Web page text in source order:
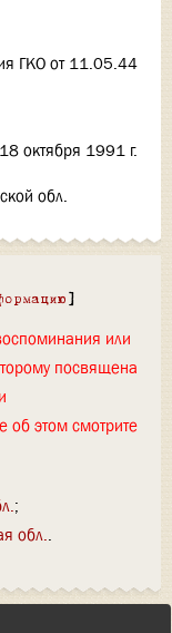
ГКО от 11.05.44
октября 1991 г.
обл.
]
или
посвящена
об этом смотрите
обл.